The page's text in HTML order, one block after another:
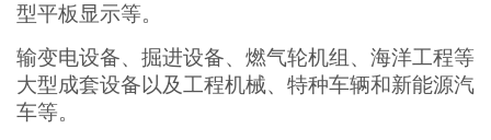
型平板显示等。
输变电设备、掘进设备、燃气轮机组、海洋工程等
大型成套设备以及工程机械、特种车辆和新能源汽
车等。